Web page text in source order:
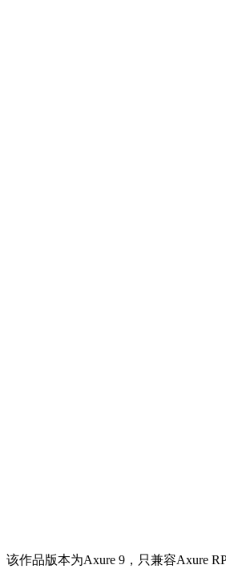
该作品版本为Axure 9，只兼容Axure